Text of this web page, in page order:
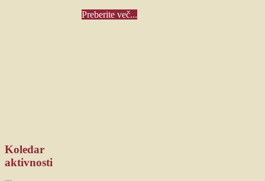
Preberite več...
Koledar
aktivnosti